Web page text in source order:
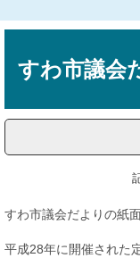
へ
すわ市議会
すわ市議会だよりの紙
平成28年に開催された